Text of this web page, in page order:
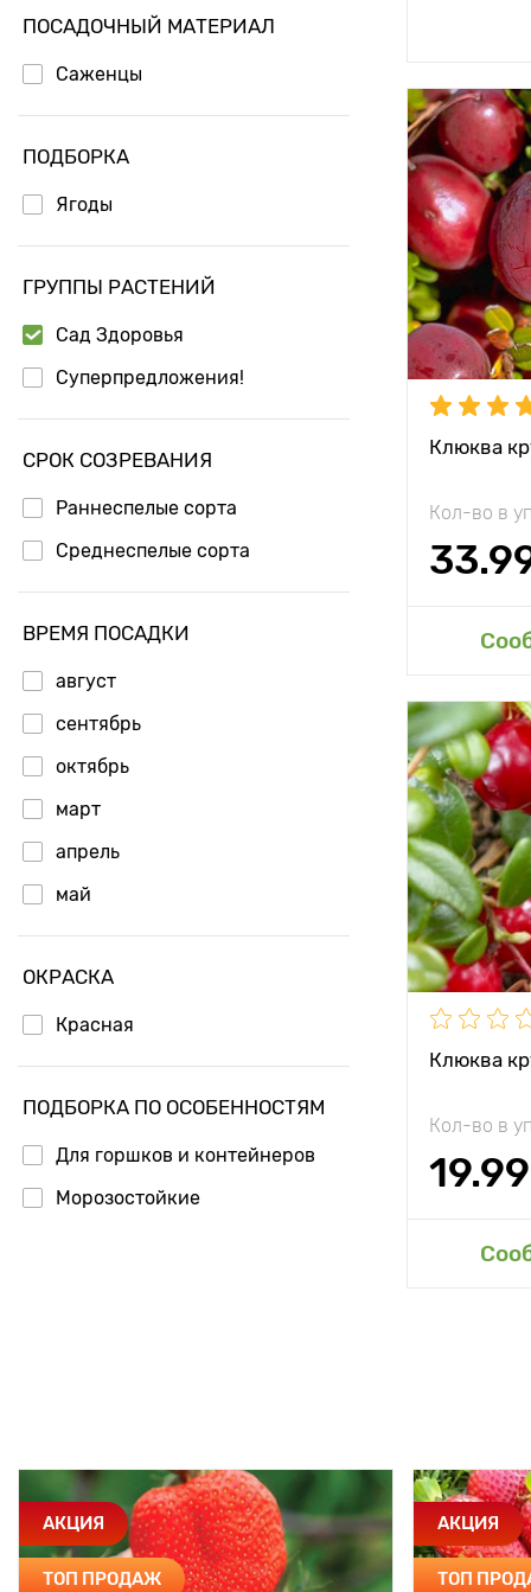
ПОСАДОЧНЫЙ МАТЕРИАЛ
Саженцы
ПОДБОРКА
Ягоды
ГРУППЫ РАСТЕНИЙ
Сад Здоровья
Суперпредложения!
СРОК СОЗРЕВАНИЯ
Раннеспелые сорта
Среднеспелые сорта
ВРЕМЯ ПОСАДКИ
август
сентябрь
октябрь
март
апрель
май
ОКРАСКА
Красная
ПОДБОРКА ПО ОСОБЕННОСТЯМ
Для горшков и контейнеров
Морозостойкие
Клюква
Кол-во в
Высота
Растояние
растениями
Клюква
Кол-во в
19.99
Высота
Растояние
растениями
АКЦИЯ
ТОП ПРОДАЖ
АКЦИЯ
ТОП